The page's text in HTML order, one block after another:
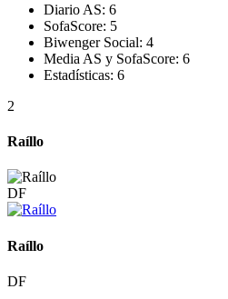
Diario AS: 6
SofaScore: 5
Biwenger Social: 4
Media AS y SofaScore: 6
Estadísticas: 6
2
Raíllo
DF
Raíllo
DF